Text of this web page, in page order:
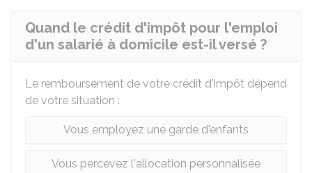
Quand le crédit d'impôt pour l'emploi
d'un salarié à domicile est-il versé ?
Le remboursement de votre crédit d'impôt dépend
de votre situation :
Vous employez une garde d'enfants
Vous percevez l'allocation personnalisée